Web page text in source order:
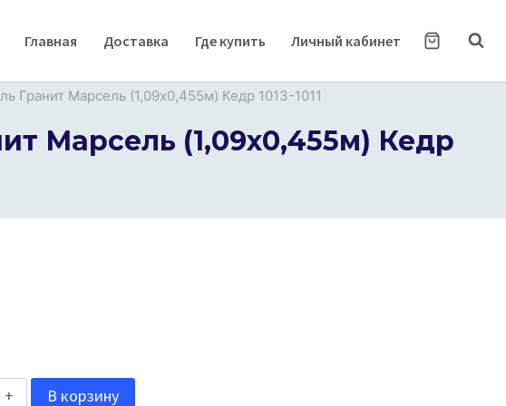
Главная Доставка Где купить Личный кабинет
Марсель (1,09х0,455м) Кедр 1013-1011
Марсель (1,09х0,455м) Кедр
В корзину